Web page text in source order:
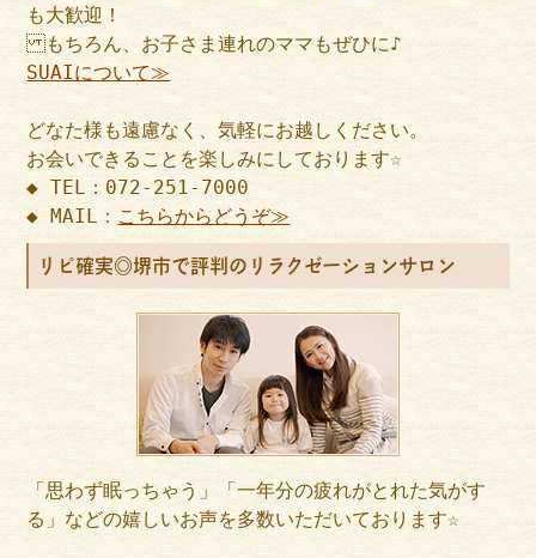
も大歓迎！
もちろん、お子さま連れのママもぜひに♪
SUAIについて≫
どなた様も遠慮なく、気軽にお越しください。
お会いできることを楽しみにしております☆
◆ TEL：072-251-7000
◆ MAIL： こちらからどうぞ≫
リピ確実◎堺市で評判のリラクゼーションサロン
「思わず眠っちゃう」「一年分の疲れがとれた気がす
る」などの嬉しいお声を多数いただいております☆